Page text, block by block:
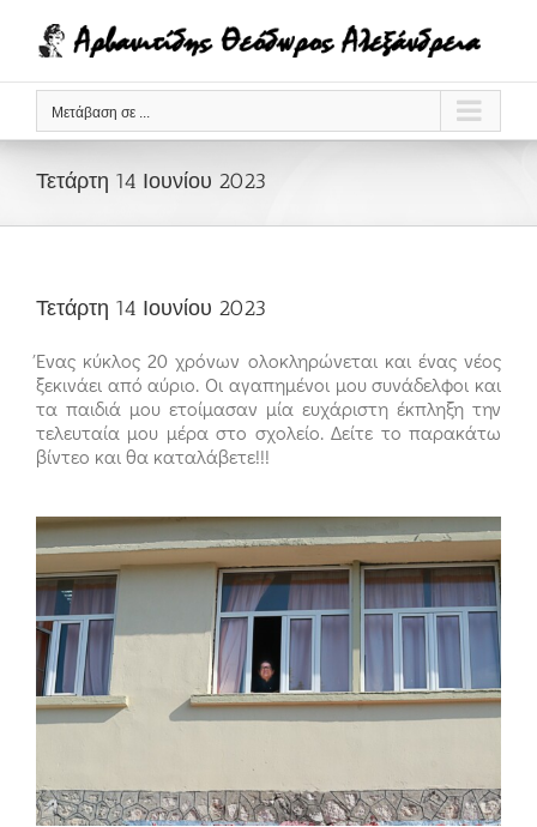
περιεχόμενο
Μετάβαση σε ...
Τετάρτη 14 Ιουνίου 2023
Τετάρτη 14 Ιουνίου 2023
Ένας κύκλος 20 χρόνων ολοκληρώνεται και ένας νέος
ξεκινάει από αύριο. Οι αγαπημένοι μου συνάδελφοι και
τα παιδιά μου ετοίμασαν μία ευχάριστη έκπληξη την
τελευταία μου μέρα στο σχολείο. Δείτε το παρακάτω
βίντεο και θα καταλάβετε!!!